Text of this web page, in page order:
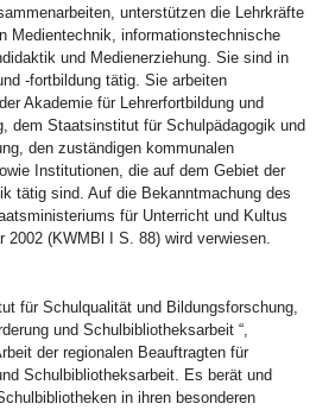
unterstützen die Lehrkräfte
Medientechnik, informationstechnische
und Medienerziehung. Sie sind in
-fortbildung tätig. Sie arbeiten
Akademie für Lehrerfortbildung und
dem Staatsinstitut für Schulpädagogik und
den zuständigen kommunalen
Institutionen, die auf dem Gebiet der
tätig sind. Auf die Bekanntmachung des
für Unterricht und Kultus
2002 (KWMBl I S. 88) wird verwiesen.
für Schulqualität und Bildungsforschung,
und Schulbibliotheksarbeit “,
der regionalen Beauftragten für
Schulbibliotheksarbeit. Es berät und
in ihren besonderen